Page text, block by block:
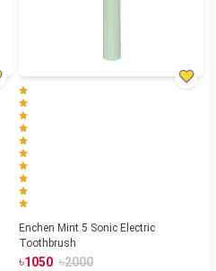
Enchen Mint 5 Sonic Electric
Toothbrush
৳1050 ৳2000